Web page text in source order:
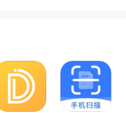
类齐全，品质保证，